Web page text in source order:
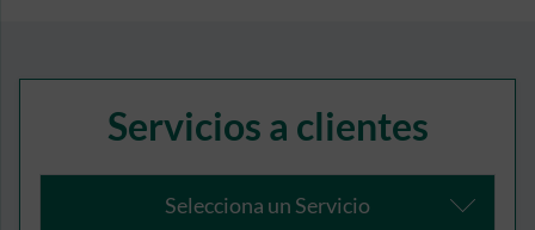
Servicios a clientes
Selecciona un Servicio